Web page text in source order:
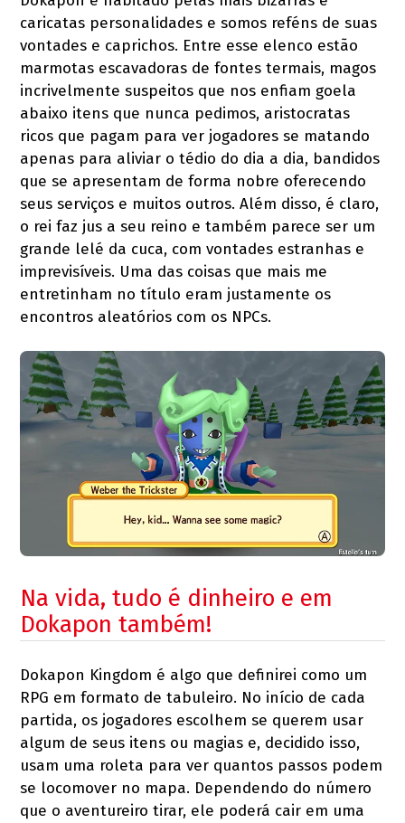
caricatas personalidades e somos reféns de suas
vontades e caprichos. Entre esse elenco estão
marmotas escavadoras de fontes termais, magos
incrivelmente suspeitos que nos enfiam goela
abaixo itens que nunca pedimos, aristocratas
ricos que pagam para ver jogadores se matando
apenas para aliviar o tédio do dia a dia, bandidos
que se apresentam de forma nobre oferecendo
seus serviços e muitos outros. Além disso, é claro,
o rei faz jus a seu reino e também parece ser um
grande lelé da cuca, com vontades estranhas e
imprevisíveis. Uma das coisas que mais me
entretinham no título eram justamente os
encontros aleatórios com os NPCs.
Na vida, tudo é dinheiro e em
Dokapon também!
Dokapon Kingdom é algo que definirei como um
RPG em formato de tabuleiro. No início de cada
partida, os jogadores escolhem se querem usar
algum de seus itens ou magias e, decidido isso,
usam uma roleta para ver quantos passos podem
se locomover no mapa. Dependendo do número
que o aventureiro tirar, ele poderá cair em uma